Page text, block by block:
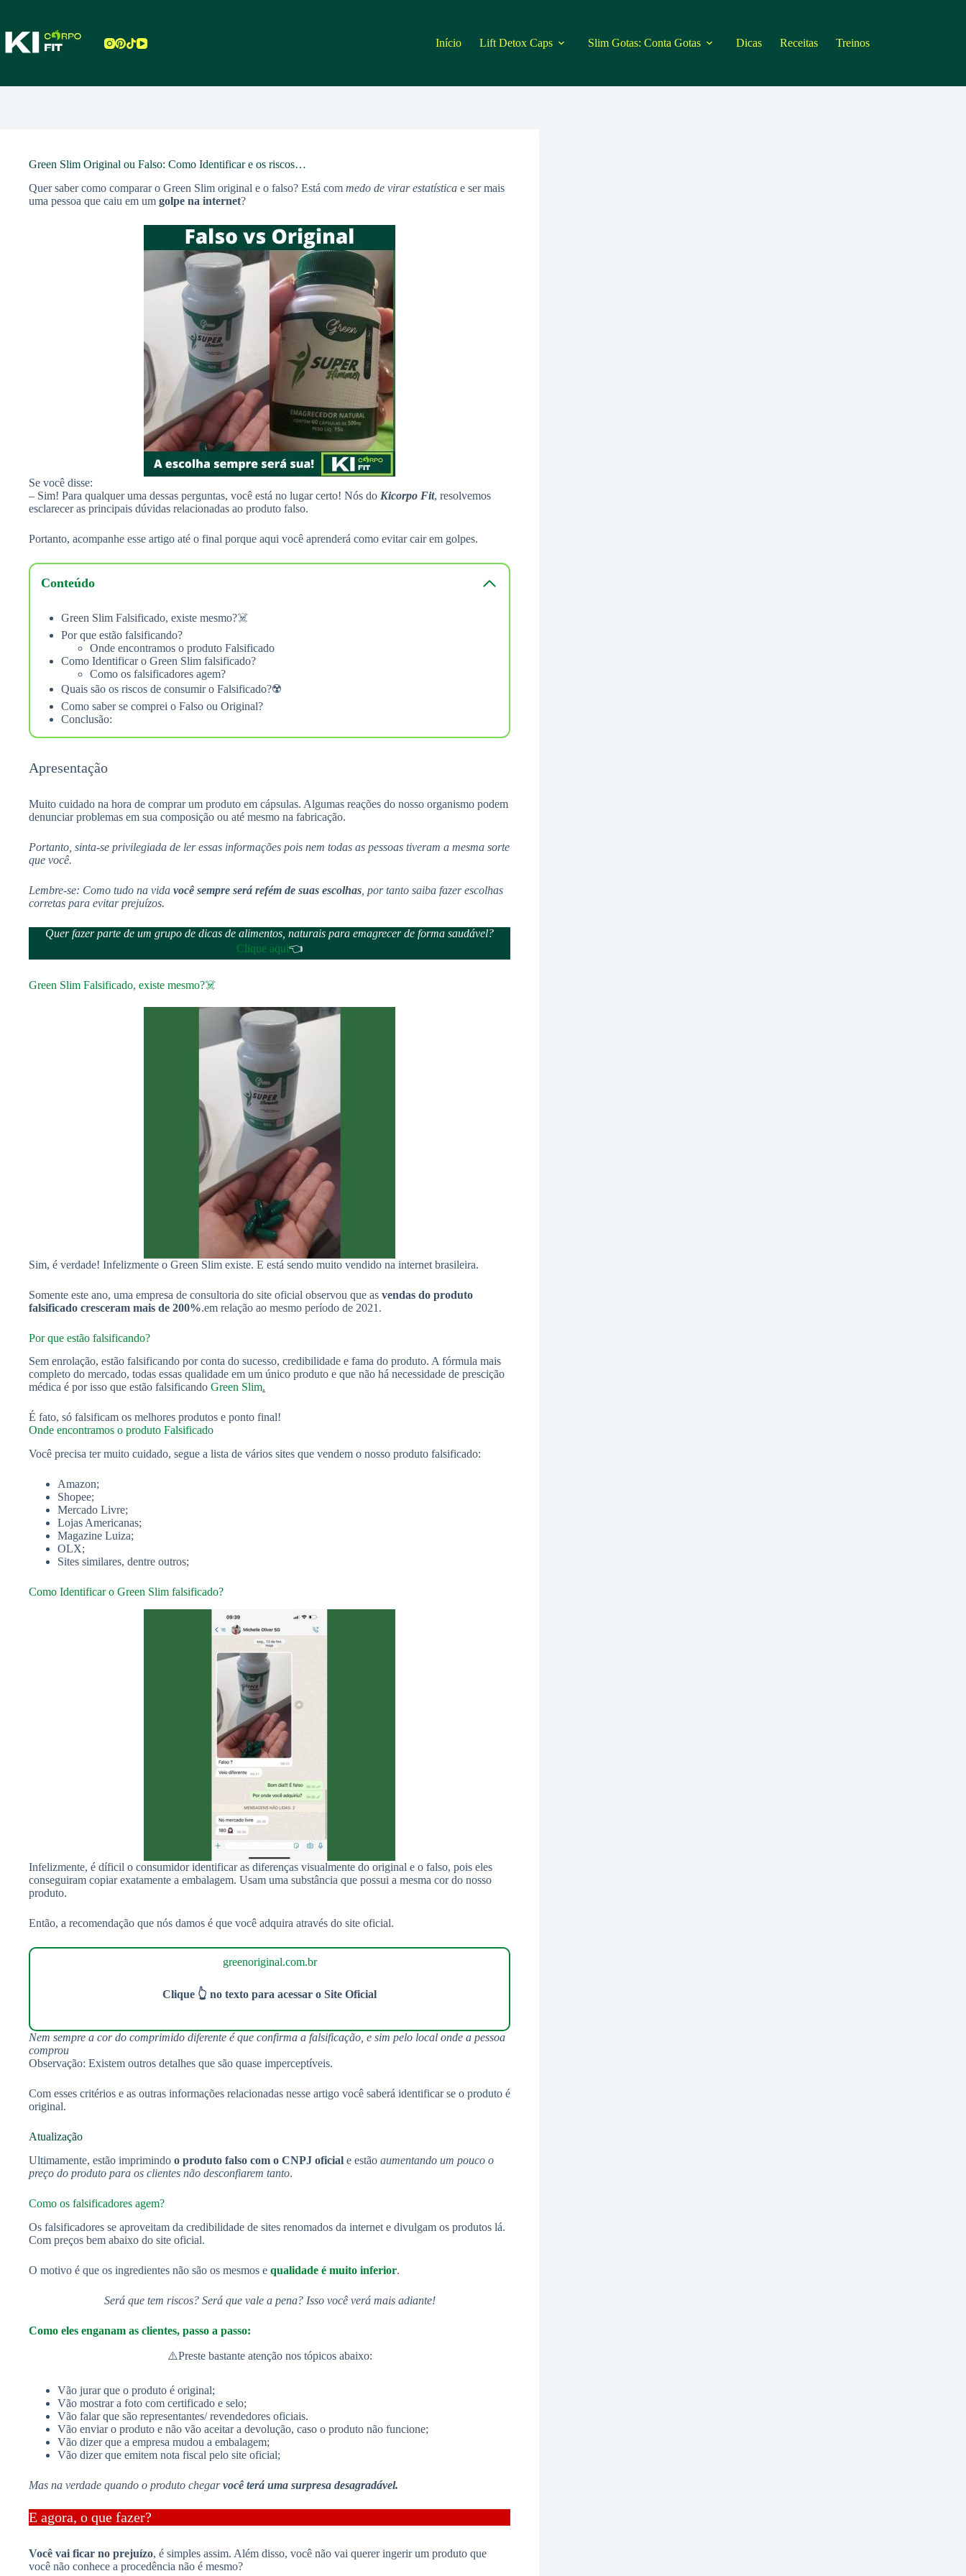
conteúdo
Início Lift Detox Caps Slim Gotas: Conta Gotas Dicas Receitas Treinos
Green Slim Original ou Falso: Como Identificar e os riscos…
Quer saber como comparar o Green Slim original e o falso? Está com medo de virar estatística e ser mais
uma pessoa que caiu em um golpe na internet?
Se você disse:
– Sim! Para qualquer uma dessas perguntas, você está no lugar certo! Nós do Kicorpo Fit, resolvemos
esclarecer as principais dúvidas relacionadas ao produto falso.
Portanto, acompanhe esse artigo até o final porque aqui você aprenderá como evitar cair em golpes.
Conteúdo
Green Slim Falsificado, existe mesmo?☠️
Por que estão falsificando?
Onde encontramos o produto Falsificado
Como Identificar o Green Slim falsificado?
Como os falsificadores agem?
Quais são os riscos de consumir o Falsificado?☢️
Como saber se comprei o Falso ou Original?
Conclusão:
Apresentação
Muito cuidado na hora de comprar um produto em cápsulas. Algumas reações do nosso organismo podem
denunciar problemas em sua composição ou até mesmo na fabricação.
Portanto, sinta-se privilegiada de ler essas informações pois nem todas as pessoas tiveram a mesma sorte
que você.
Lembre-se: Como tudo na vida você sempre será refém de suas escolhas , por tanto saiba fazer escolhas
corretas para evitar prejuízos.
Quer fazer parte de um grupo de dicas de alimentos, naturais para emagrecer de forma saudável?
Clique aqui👈
Green Slim Falsificado, existe mesmo?☠️
Sim, é verdade! Infelizmente o Green Slim existe. E está sendo muito vendido na internet brasileira.
Somente este ano, uma empresa de consultoria do site oficial observou que as vendas do produto
falsificado cresceram mais de 200%.em relação ao mesmo período de 2021.
Por que estão falsificando?
Sem enrolação, estão falsificando por conta do sucesso, credibilidade e fama do produto. A fórmula mais
completo do mercado, todas essas qualidade em um único produto e que não há necessidade de prescição
médica é por isso que estão falsificando Green Slim.
É fato, só falsificam os melhores produtos e ponto final!
Onde encontramos o produto Falsificado
Você precisa ter muito cuidado, segue a lista de vários sites que vendem o nosso produto falsificado:
Amazon;
Shopee;
Mercado Livre;
Lojas Americanas;
Magazine Luiza;
OLX;
Sites similares, dentre outros;
Como Identificar o Green Slim falsificado?
Infelizmente, é díficil o consumidor identificar as diferenças visualmente do original e o falso, pois eles
conseguiram copiar exatamente a embalagem. Usam uma substância que possui a mesma cor do nosso
produto.
Então, a recomendação que nós damos é que você adquira através do site oficial.
greenoriginal.com.br
Clique 👆 no texto para acessar o Site Oficial
Nem sempre a cor do comprimido diferente é que confirma a falsificação, e sim pelo local onde a pessoa
comprou
Observação: Existem outros detalhes que são quase imperceptíveis.
Com esses critérios e as outras informações relacionadas nesse artigo você saberá identificar se o produto é
original.
Atualização
Ultimamente, estão imprimindo o produto falso com o CNPJ oficial e estão aumentando um pouco o
preço do produto para os clientes não desconfiarem tanto.
Como os falsificadores agem?
Os falsificadores se aproveitam da credibilidade de sites renomados da internet e divulgam os produtos lá.
Com preços bem abaixo do site oficial.
O motivo é que os ingredientes não são os mesmos e qualidade é muito inferior.
Será que tem riscos? Será que vale a pena? Isso você verá mais adiante!
Como eles enganam as clientes, passo a passo:
⚠️Preste bastante atenção nos tópicos abaixo:
Vão jurar que o produto é original;
Vão mostrar a foto com certificado e selo;
Vão falar que são representantes/ revendedores oficiais.
Vão enviar o produto e não vão aceitar a devolução, caso o produto não funcione;
Vão dizer que a empresa mudou a embalagem;
Vão dizer que emitem nota fiscal pelo site oficial;
Mas na verdade quando o produto chegarvocê terá uma surpresa desagradável.
E agora, o que fazer?
Você vai ficar no prejuízo, é simples assim. Além disso, você não vai querer ingerir um produto que
você não conhece a procedência não é mesmo?